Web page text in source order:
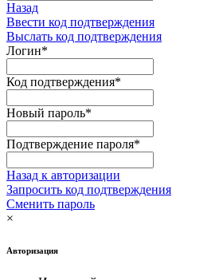
Назад
Ввести код подтверждения
Выслать код подтверждения
Логин*
Код подтверждения*
Новый пароль*
Подтверждение пароля*
Назад к авторизации
Запросить код подтверждения
Сменить пароль
×
Авторизация